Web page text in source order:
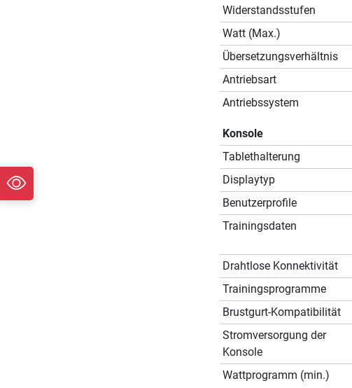
Widerstandsstufen
Watt (Max.)
Übersetzungsverhältnis
Antriebsart
Antriebssystem
Konsole
Tablethalterung
Displaytyp
Benutzerprofile
Trainingsdaten
Drahtlose Konnektivität
Trainingsprogramme
Brustgurt-Kompatibilität
Stromversorgung der
Konsole
Wattprogramm (min.)